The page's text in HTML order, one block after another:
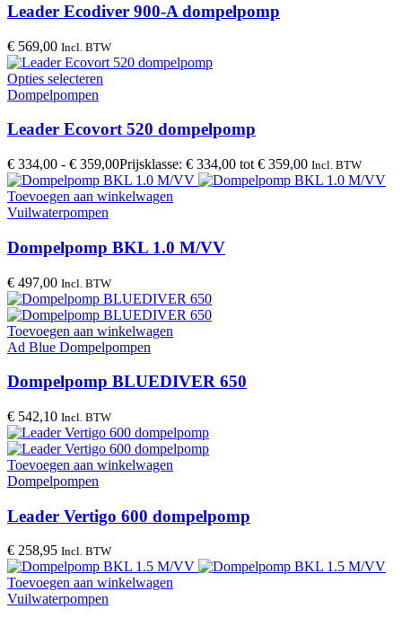
Leader Ecodiver 900-A dompelpomp
€ 569,00 Incl. BTW
Opties selecteren
Dompelpompen
Leader Ecovort 520 dompelpomp
€ 334,00 - € 359,00Prijsklasse: € 334,00 tot € 359,00 Incl. BTW
Toevoegen aan winkelwagen
Vuilwaterpompen
Dompelpomp BKL 1.0 M/VV
€ 497,00 Incl. BTW
Toevoegen aan winkelwagen
Ad Blue Dompelpompen
Dompelpomp BLUEDIVER 650
€ 542,10 Incl. BTW
Toevoegen aan winkelwagen
Dompelpompen
Leader Vertigo 600 dompelpomp
€ 258,95 Incl. BTW
Toevoegen aan winkelwagen
Vuilwaterpompen